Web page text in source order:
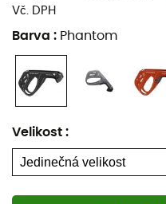
Vč. DPH
Barva : Phantom
Velikost :